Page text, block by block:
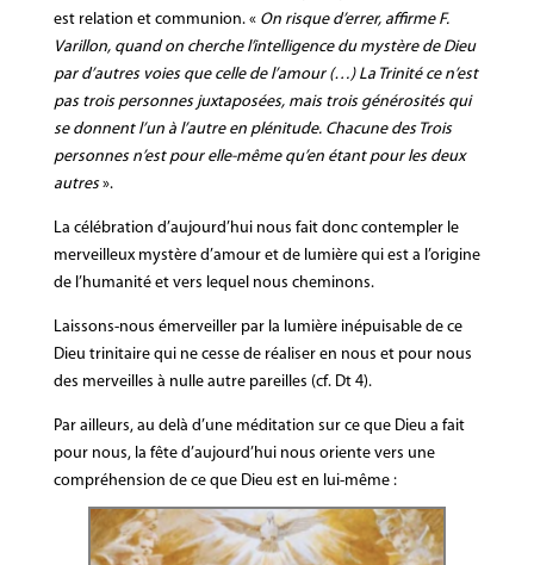
est relation et communion. « On risque d’errer, affirme F.
Varillon, quand on cherche l’intelligence du mystère de Dieu
par d’autres voies que celle de l’amour (…) La Trinité ce n’est
pas trois personnes juxtaposées, mais trois générosités qui
se donnent l’un à l’autre en plénitude. Chacune des Trois
personnes n’est pour elle-même qu’en étant pour les deux
autres».
La célébration d’aujourd’hui nous fait donc contempler le
merveilleux mystère d’amour et de lumière qui est a l’origine
de l’humanité et vers lequel nous cheminons.
Laissons-nous émerveiller par la lumière inépuisable de ce
Dieu trinitaire qui ne cesse de réaliser en nous et pour nous
des merveilles à nulle autre pareilles (cf. Dt 4).
Par ailleurs, au delà d’une méditation sur ce que Dieu a fait
pour nous, la fête d’aujourd’hui nous oriente vers une
compréhension de ce que Dieu est en lui-même :